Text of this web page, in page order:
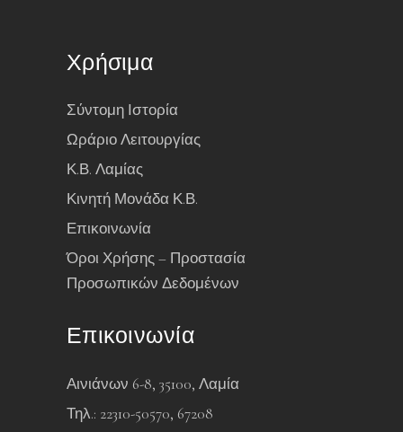
Χρήσιμα
Σύντομη Ιστορία
Ωράριο Λειτουργίας
Κ.Β. Λαμίας
Κινητή Μονάδα Κ.Β.
Επικοινωνία
Όροι Χρήσης – Προστασία
Προσωπικών Δεδομένων
Επικοινωνία
Αινιάνων 6-8, 35100, Λαμία
Τηλ.: 22310-50570, 67208